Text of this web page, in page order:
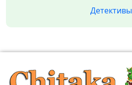
Детективы